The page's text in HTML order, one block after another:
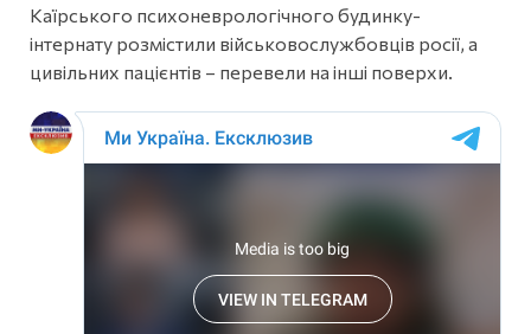
Каїрського психоневрологічного будинку-
інтернату розмістили військовослужбовців росії, а
цивільних пацієнтів – перевели на інші поверхи.